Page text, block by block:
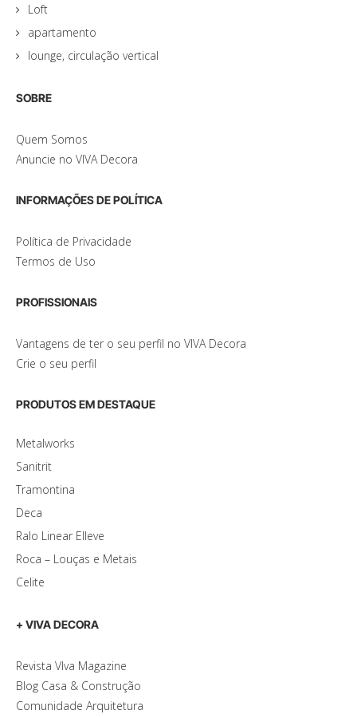
Loft
apartamento
lounge, circulação vertical
SOBRE
Quem Somos
Anuncie no VIVA Decora
INFORMAÇÕES DE POLÍTICA
Política de Privacidade
Termos de Uso
PROFISSIONAIS
Vantagens de ter o seu perfil no VIVA Decora
Crie o seu perfil
PRODUTOS EM DESTAQUE
Metalworks
Sanitrit
Tramontina
Deca
Ralo Linear Elleve
Roca – Louças e Metais
Celite
+ VIVA DECORA
Revista VIva Magazine
Blog Casa & Construção
Comunidade Arquitetura